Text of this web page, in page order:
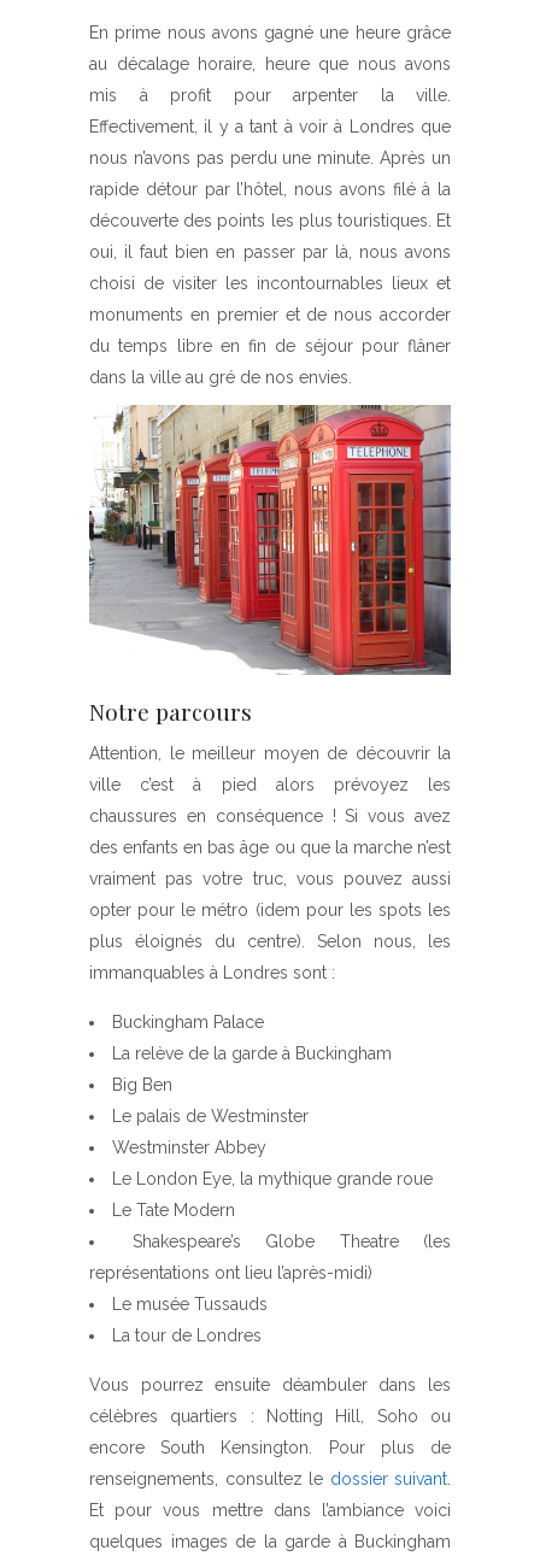
En prime nous avons gagné une heure grâce
au décalage horaire, heure que nous avons
mis à profit pour arpenter la ville.
Effectivement, il y a tant à voir à Londres que
nous n’avons pas perdu une minute. Après un
rapide détour par l’hôtel, nous avons filé à la
découverte des points les plus touristiques. Et
oui, il faut bien en passer par là, nous avons
choisi de visiter les incontournables lieux et
monuments en premier et de nous accorder
du temps libre en fin de séjour pour flâner
dans la ville au gré de nos envies.
Notre parcours
Attention, le meilleur moyen de découvrir la
ville c’est à pied alors prévoyez les
chaussures en conséquence ! Si vous avez
des enfants en bas âge ou que la marche n’est
vraiment pas votre truc, vous pouvez aussi
opter pour le métro (idem pour les spots les
plus éloignés du centre). Selon nous, les
immanquables à Londres sont :
Buckingham Palace
La relève de la garde à Buckingham
Big Ben
Le palais de Westminster
Westminster Abbey
Le London Eye, la mythique grande roue
Le Tate Modern
Shakespeare’s Globe Theatre (les
représentations ont lieu l’après-midi)
Le musée Tussauds
La tour de Londres
Vous pourrez ensuite déambuler dans les
célèbres quartiers : Notting Hill, Soho ou
encore South Kensington. Pour plus de
renseignements, consultez le dossier suivant.
Et pour vous mettre dans l’ambiance voici
quelques images de la garde à Buckingham